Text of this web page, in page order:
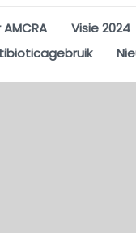
Visie 2024